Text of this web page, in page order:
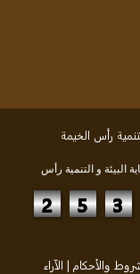
رأس الخيمة
البيئة و التنمية رأس
2 5 3
والأحكام | الآراء